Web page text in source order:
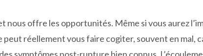
offre les opportunités. Même si vous aurez
peut réellement vous faire cogiter, souvent en mal,